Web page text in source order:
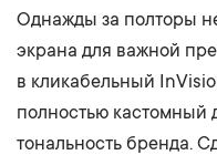
Однажды за полторы
экрана для важной
в кликабельный
полностью кастомный
тональность бренда.